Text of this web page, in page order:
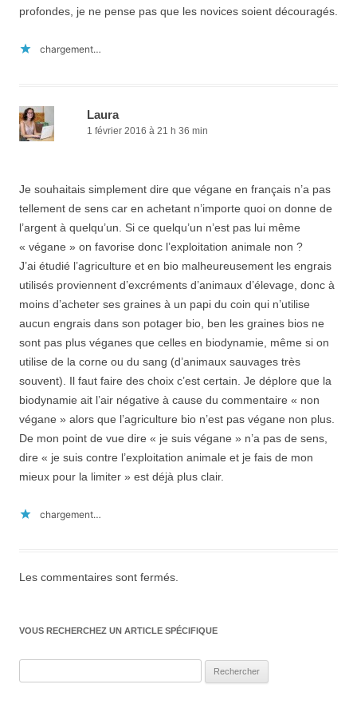
profondes, je ne pense pas que les novices soient découragés.
chargement…
Laura
1 février 2016 à 21 h 36 min
Je souhaitais simplement dire que végane en français n’a pas
tellement de sens car en achetant n’importe quoi on donne de
l’argent à quelqu’un. Si ce quelqu’un n’est pas lui même
« végane » on favorise donc l’exploitation animale non ?
J’ai étudié l’agriculture et en bio malheureusement les engrais
utilisés proviennent d’excréments d’animaux d’élevage, donc à
moins d’acheter ses graines à un papi du coin qui n’utilise
aucun engrais dans son potager bio, ben les graines bios ne
sont pas plus véganes que celles en biodynamie, même si on
utilise de la corne ou du sang (d’animaux sauvages très
souvent). Il faut faire des choix c’est certain. Je déplore que la
biodynamie ait l’air négative à cause du commentaire « non
végane » alors que l’agriculture bio n’est pas végane non plus.
De mon point de vue dire « je suis végane » n’a pas de sens,
dire « je suis contre l’exploitation animale et je fais de mon
mieux pour la limiter » est déjà plus clair.
chargement…
Les commentaires sont fermés.
VOUS RECHERCHEZ UN ARTICLE SPÉCIFIQUE